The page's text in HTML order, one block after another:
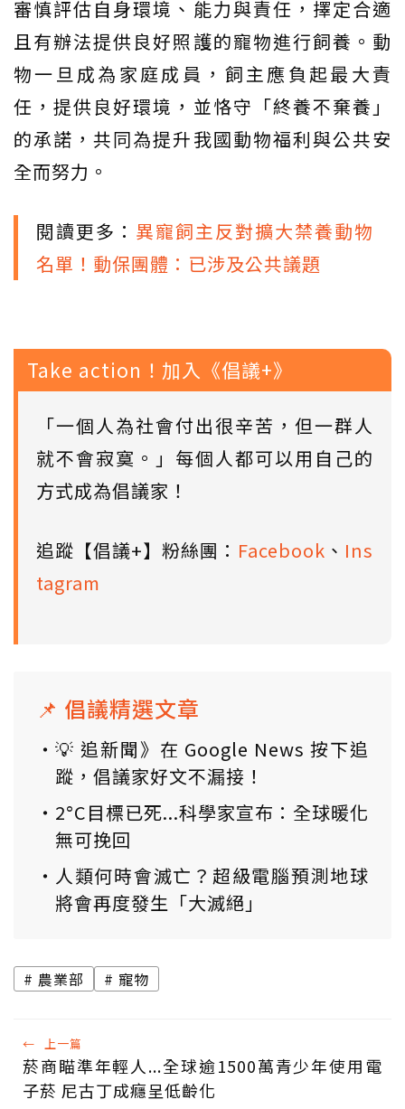
審慎評估自身環境、能力與責任，擇定合適
且有辦法提供良好照護的寵物進行飼養。動
物一旦成為家庭成員，飼主應負起最大責
任，提供良好環境，並恪守「終養不棄養」
的承諾，共同為提升我國動物福利與公共安
全而努力。
閱讀更多： 異寵飼主反對擴大禁養動物
名單！動保團體：已涉及公共議題
Take action！加入《倡議+》
「一個人為社會付出很辛苦，但一群人
就不會寂寞。」每個人都可以用自己的
方式成為倡議家！
追蹤【倡議+】粉絲團： Facebook 、 Ins
tagram
📌 倡議精選文章
💡 追新聞》在 Google News 按下追
蹤，倡議家好文不漏接！
2°C目標已死...科學家宣布：全球暖化
無可挽回
人類何時會滅亡？超級電腦預測地球
將會再度發生「大滅絕」
農業部 寵物
← 上一篇
菸商瞄準年輕人...全球逾1500萬青少年使用電
子菸 尼古丁成癮呈低齡化